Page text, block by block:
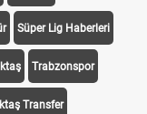
Süper Lig Haberleri
Trabzonspor
Transfer